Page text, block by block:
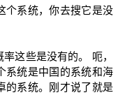
个系统，你去搜它是没
这些是没有的。 呃，
系统是中国的系统和海
的系统。刚才说了就是